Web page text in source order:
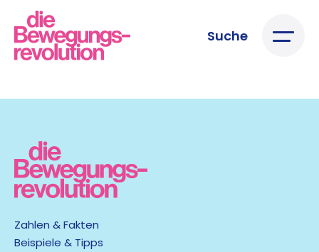
Suche
Zahlen & Fakten
Beispiele & Tipps